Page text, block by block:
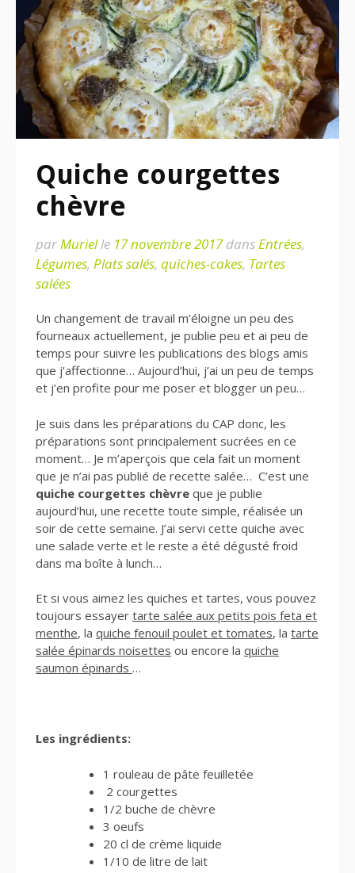
Quiche courgettes
chèvre
parMurielle 17 novembre 2017dansEntrées,
Légumes, Plats salés, quiches-cakes, Tartes
salées
Un changement de travail m’éloigne un peu des
fourneaux actuellement, je publie peu et ai peu de
temps pour suivre les publications des blogs amis
que j’affectionne… Aujourd’hui, j’ai un peu de temps
et j’en profite pour me poser et blogger un peu…
Je suis dans les préparations du CAP donc, les
préparations sont principalement sucrées en ce
moment… Je m’aperçois que cela fait un moment
que je n’ai pas publié de recette salée… C’est une
quiche courgettes chèvre que je publie
aujourd’hui, une recette toute simple, réalisée un
soir de cette semaine. J’ai servi cette quiche avec
une salade verte et le reste a été dégusté froid
dans ma boîte à lunch…
Et si vous aimez les quiches et tartes, vous pouvez
toujours essayer tarte salée aux petits pois feta et
menthe, la quiche fenouil poulet et tomates, la tarte
salée épinards noisettes ou encore la quiche
saumon épinards …
Les ingrédients:
1 rouleau de pâte feuilletée
2 courgettes
1/2 buche de chèvre
3 oeufs
20 cl de crème liquide
1/10 de litre de lait